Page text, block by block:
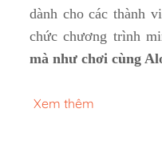
dành cho các thành
chức chương trình
mà như chơi cùng
Xem thêm